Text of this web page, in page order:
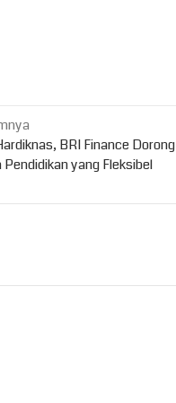
BRI Finance Dorong
yang Fleksibel